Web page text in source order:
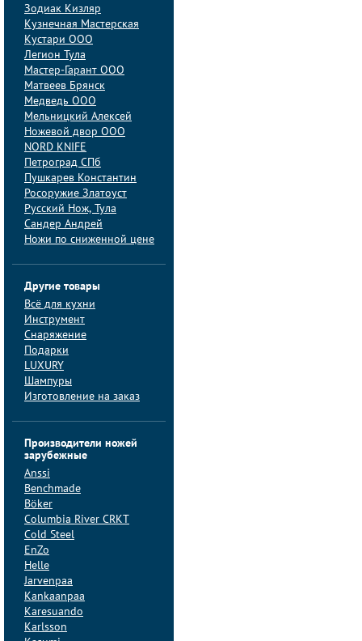
Зодиак Кизляр
Кузнечная Мастерская
Кустари ООО
Легион Тула
Мастер-Гарант ООО
Матвеев Брянск
Медведь ООО
Мельницкий Алексей
Ножевой двор ООО
NORD KNIFE
Петроград СПб
Пушкарев Константин
Росоружие Златоуст
Русский Нож, Тула
Сандер Андрей
Ножи по сниженной цене
Другие товары
Всё для кухни
Инструмент
Снаряжение
Подарки
LUXURY
Шампуры
Изготовление на заказ
Производители ножей
зарубежные
Anssi
Benchmade
Böker
Columbia River CRKT
Cold Steel
EnZo
Helle
Jarvenpaa
Kankaanpaa
Karesuando
Karlsson